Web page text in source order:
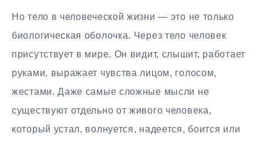
Но тело в человеческой жизни — это не только
биологическая оболочка. Через тело человек
присутствует в мире. Он видит, слышит, работает
руками, выражает чувства лицом, голосом,
жестами. Даже самые сложные мысли не
существуют отдельно от живого человека,
который устал, волнуется, надеется, боится или